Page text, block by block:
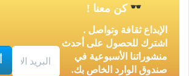
كن معنا !
الإبداع ثقافة وتواصل .
اشترك للحصول على أحدث
منشوراتنا الأسبوعية في
صندوق الوارد الخاص بك.